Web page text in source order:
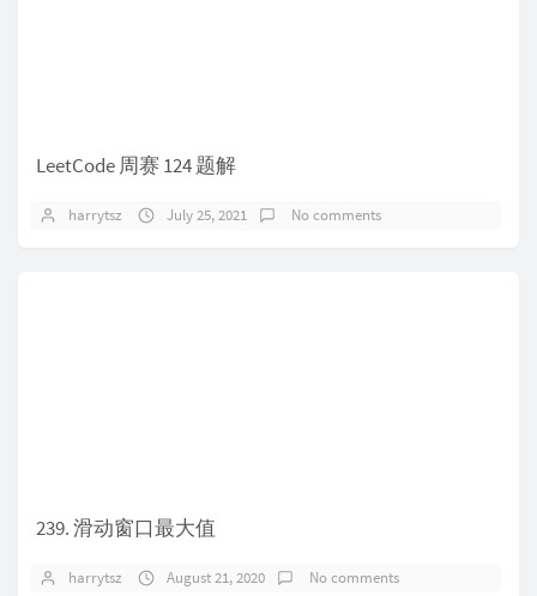
LeetCode 周赛 124 题解
harrytsz July 25, 2021 No comments
239. 滑动窗口最大值
harrytsz August 21, 2020 No comments